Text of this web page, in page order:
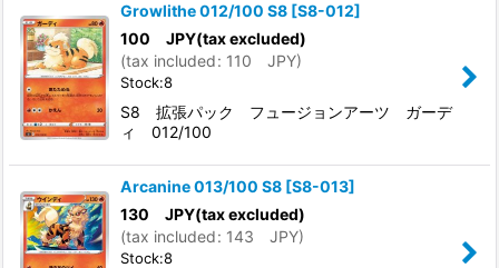
Growlithe 012/100 S8 [S8-012]
100 JPY(tax excluded)
(tax included: 110 JPY)
Stock:8
S8 拡張パック フュージョンアーツ ガーデ
ィ 012/100
Arcanine 013/100 S8 [S8-013]
130 JPY(tax excluded)
(tax included: 143 JPY)
Stock:8